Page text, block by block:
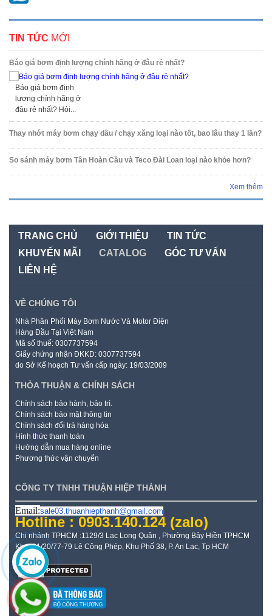
TIN TỨC MỚI
Báo giá bơm định lượng chính hãng ở đâu rẻ nhất?
Báo giá bơm định
lượng chính hãng ở
đâu rẻ nhất? Hỏi...
Thay nhớt máy bơm chạy dầu / chạy xăng loại nào tốt, bao lâu thay 1 lần?
So sánh máy bơm Tân Hoàn Cầu và Teco Đài Loan loại nào khỏe hơn?
Xem thêm
TRANG CHỦ GIỚI THIỆU
TIN TỨC
KHUYẾN MÃI
CATALOG
GÓC TƯ VẤN
LIÊN HỆ
VỀ CHÚNG TÔI
Nhà Phân Phối Máy Bơm Nước Và Motor Điện
Hàng Đầu Tại Việt Nam
Mã số thuế: 0307737594
Giấy chứng nhận ĐKKD: 0307737594
do Sở Kế hoạch Tư vấn cấp ngày: 19/03/2009
THỎA THUẬN & CHÍNH SÁCH
Chính sách bảo hành, bảo trì.
Chính sách bảo mật thông tin
Chính sách đổi trả hàng hóa
Hình thức thanh toán
Hướng dẫn mua hàng online
Phương thức vận chuyển
CÔNG TY TNHH THUẬN HIỆP THÀNH
Email:sale03.thuanhiepthanh@gmail.com
Hotline : 0903.140.124 (zalo)
Chi nhánh TPHCM :1129/3 Lạc Long Quân , Phường Bảy Hiền TPHCM
Kho: 21/20/77-79 Lê Công Phép, Khu Phố 38, P. An Lạc, Tp HCM